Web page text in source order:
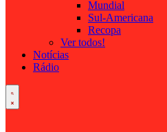
Mundial
Sul-Americana
Recopa
Ver todos!
Notícias
Rádio